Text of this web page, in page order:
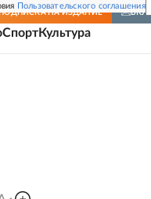
Пользовательского соглашения
НА ИЗДАНИЕ
СпортКультура